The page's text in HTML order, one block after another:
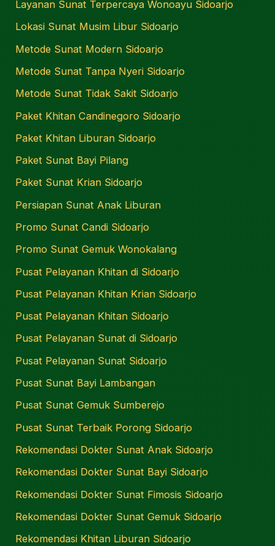
Layanan Sunat Terpercaya Wonoayu Sidoarjo
Lokasi Sunat Musim Libur Sidoarjo
Metode Sunat Modern Sidoarjo
Metode Sunat Tanpa Nyeri Sidoarjo
Metode Sunat Tidak Sakit Sidoarjo
Paket Khitan Candinegoro Sidoarjo
Paket Khitan Liburan Sidoarjo
Paket Sunat Bayi Pilang
Paket Sunat Krian Sidoarjo
Persiapan Sunat Anak Liburan
Promo Sunat Candi Sidoarjo
Promo Sunat Gemuk Wonokalang
Pusat Pelayanan Khitan di Sidoarjo
Pusat Pelayanan Khitan Krian Sidoarjo
Pusat Pelayanan Khitan Sidoarjo
Pusat Pelayanan Sunat di Sidoarjo
Pusat Pelayanan Sunat Sidoarjo
Pusat Sunat Bayi Lambangan
Pusat Sunat Gemuk Sumberejo
Pusat Sunat Terbaik Porong Sidoarjo
Rekomendasi Dokter Sunat Anak Sidoarjo
Rekomendasi Dokter Sunat Bayi Sidoarjo
Rekomendasi Dokter Sunat Fimosis Sidoarjo
Rekomendasi Dokter Sunat Gemuk Sidoarjo
Rekomendasi Khitan Liburan Sidoarjo